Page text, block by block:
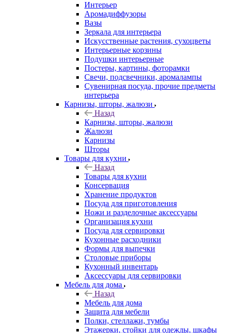
Интерьер
Аромадиффузоры
Вазы
Зеркала для интерьера
Искусственные растения, сухоцветы
Интерьерные корзины
Подушки интерьерные
Постеры, картины, фоторамки
Свечи, подсвечники, аромалампы
Сувенирная посуда, прочие предметы
интерьера
Карнизы, шторы, жалюзи
Назад
Карнизы, шторы, жалюзи
Жалюзи
Карнизы
Шторы
Товары для кухни
Назад
Товары для кухни
Консервация
Хранение продуктов
Посуда для приготовления
Ножи и разделочные аксессуары
Организация кухни
Посуда для сервировки
Кухонные расходники
Формы для выпечки
Столовые приборы
Кухонный инвентарь
Аксессуары для сервировки
Мебель для дома
Назад
Мебель для дома
Защита для мебели
Полки, стеллажи, тумбы
Этажерки, стойки для одежды, шкафы